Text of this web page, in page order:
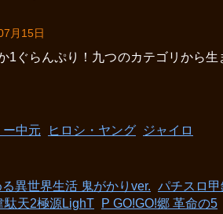
月15日
1ぐらんぷり！九つのカテゴリから
中元 ヒロシ・ヤング ジャイロ
異世界生活 鬼がかりver. パチスロ甲
駄天2極源LighT
P GO!GO!郷 革命の5